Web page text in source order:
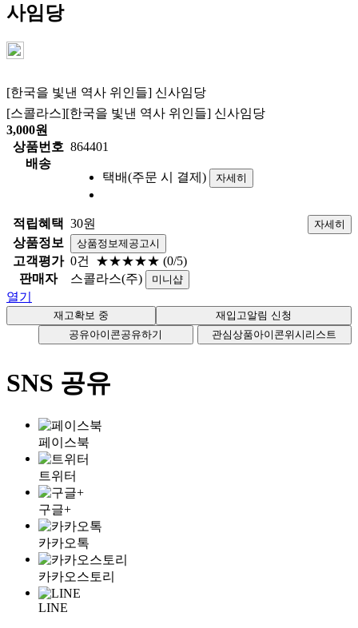
사임당
[한국을 빛낸 역사 위인들] 신사임당
[스콜라스][한국을 빛낸 역사 위인들] 신사임당
3,000원
상품번호 864401
배송
택배(주문 시 결제)
자세히
적립혜택 30원 자세히
상품정보 상품정보제공고시
고객평가 0건 ★★★★★ (0/5)
판매자
스콜라스(주) 미니샵
열기
공유아이콘공유하기 관심상품아이콘위시리스트
SNS 공유
페이스북
트위터
구글+
카카오톡
카카오스토리
LINE